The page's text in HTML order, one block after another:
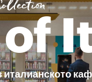
of
италианското